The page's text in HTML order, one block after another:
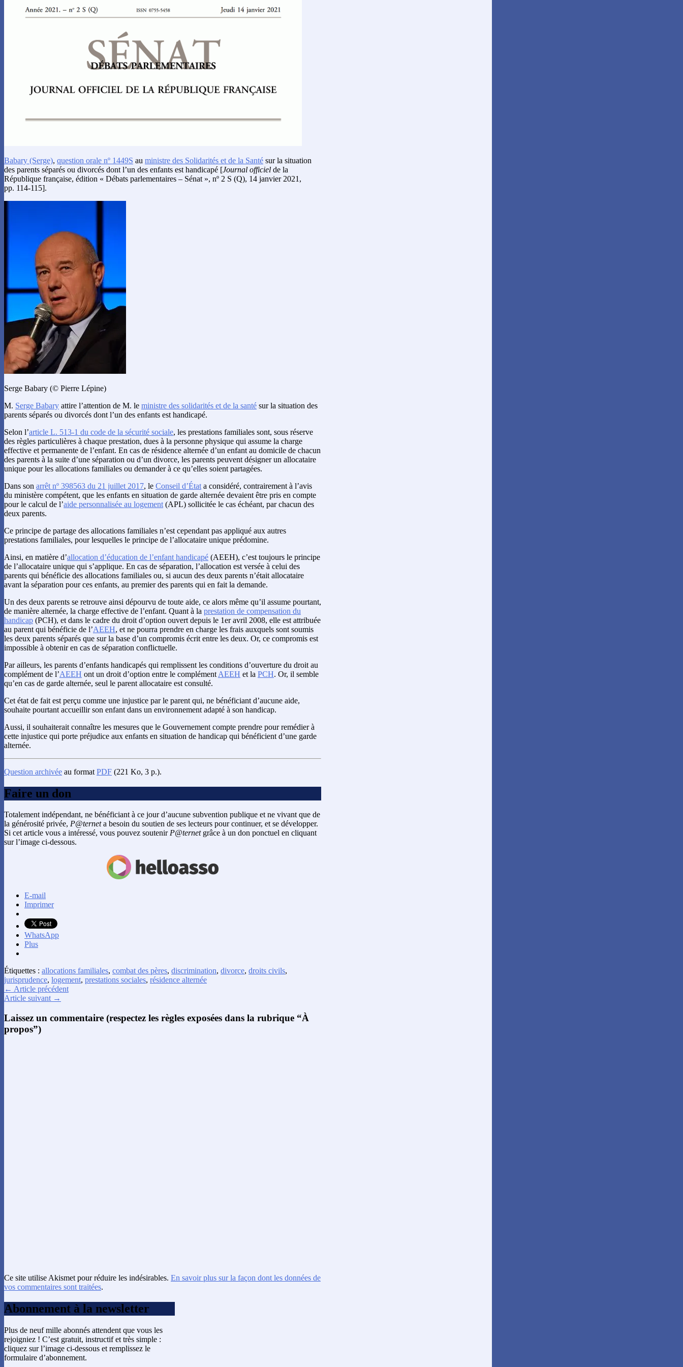
Babary (Serge), question orale nº 1449S au ministre des Solidarités et de la Santé sur la situation
des parents séparés ou divorcés dont l’un des enfants est handicapé [Journal officiel de la
République française, édition « Débats parlementaires – Sénat », nº 2 S (Q), 14 janvier 2021,
pp. 114-115].
Serge Babary (© Pierre Lépine)
M. Serge Babary attire l’attention de M. le ministre des solidarités et de la santé sur la situation des
parents séparés ou divorcés dont l’un des enfants est handicapé.
Selon l’article L. 513-1 du code de la sécurité sociale, les prestations familiales sont, sous réserve
des règles particulières à chaque prestation, dues à la personne physique qui assume la charge
effective et permanente de l’enfant. En cas de résidence alternée d’un enfant au domicile de chacun
des parents à la suite d’une séparation ou d’un divorce, les parents peuvent désigner un allocataire
unique pour les allocations familiales ou demander à ce qu’elles soient partagées.
Dans son arrêt nº 398563 du 21 juillet 2017, le Conseil d’État a considéré, contrairement à l’avis
du ministère compétent, que les enfants en situation de garde alternée devaient être pris en compte
pour le calcul de l’aide personnalisée au logement (APL) sollicitée le cas échéant, par chacun des
deux parents.
Ce principe de partage des allocations familiales n’est cependant pas appliqué aux autres
prestations familiales, pour lesquelles le principe de l’allocataire unique prédomine.
Ainsi, en matière d’allocation d’éducation de l’enfant handicapé (AEEH), c’est toujours le principe
de l’allocataire unique qui s’applique. En cas de séparation, l’allocation est versée à celui des
parents qui bénéficie des allocations familiales ou, si aucun des deux parents n’était allocataire
avant la séparation pour ces enfants, au premier des parents qui en fait la demande.
Un des deux parents se retrouve ainsi dépourvu de toute aide, ce alors même qu’il assume pourtant,
de manière alternée, la charge effective de l’enfant. Quant à la prestation de compensation du
handicap (PCH), et dans le cadre du droit d’option ouvert depuis le 1er avril 2008, elle est attribuée
au parent qui bénéficie de l’AEEH, et ne pourra prendre en charge les frais auxquels sont soumis
les deux parents séparés que sur la base d’un compromis écrit entre les deux. Or, ce compromis est
impossible à obtenir en cas de séparation conflictuelle.
Par ailleurs, les parents d’enfants handicapés qui remplissent les conditions d’ouverture du droit au
complément de l’AEEH ont un droit d’option entre le complément AEEH et la PCH. Or, il semble
qu’en cas de garde alternée, seul le parent allocataire est consulté.
Cet état de fait est perçu comme une injustice par le parent qui, ne bénéficiant d’aucune aide,
souhaite pourtant accueillir son enfant dans un environnement adapté à son handicap.
Aussi, il souhaiterait connaître les mesures que le Gouvernement compte prendre pour remédier à
cette injustice qui porte préjudice aux enfants en situation de handicap qui bénéficient d’une garde
alternée.
Question archivée au format PDF (221 Ko, 3 p.).
Faire un don
Totalement indépendant, ne bénéficiant à ce jour d’aucune subvention publique et ne vivant que de
la générosité privée, P@terneta besoin du soutien de ses lecteurs pour continuer, et se développer.
Si cet article vous a intéressé, vous pouvez soutenirP@ternetgrâce à un don ponctuel en cliquant
sur l’image ci-dessous.
E-mail
Imprimer
WhatsApp
Plus
Étiquettes : allocations familiales, combat des pères, discrimination, divorce, droits civils,
jurisprudence, logement, prestations sociales, résidence alternée
← Article précédent
Article suivant →
Laissez un commentaire (respectez les règles exposées dans la rubrique “À
propos”)
Ce site utilise Akismet pour réduire les indésirables. En savoir plus sur la façon dont les données de
vos commentaires sont traitées.
Abonnement à la newsletter
Plus de neuf mille abonnés attendent que vous les
rejoigniez ! C’est gratuit, instructif et très simple :
cliquez sur l’image ci-dessous et remplissez le
formulaire d’abonnement.